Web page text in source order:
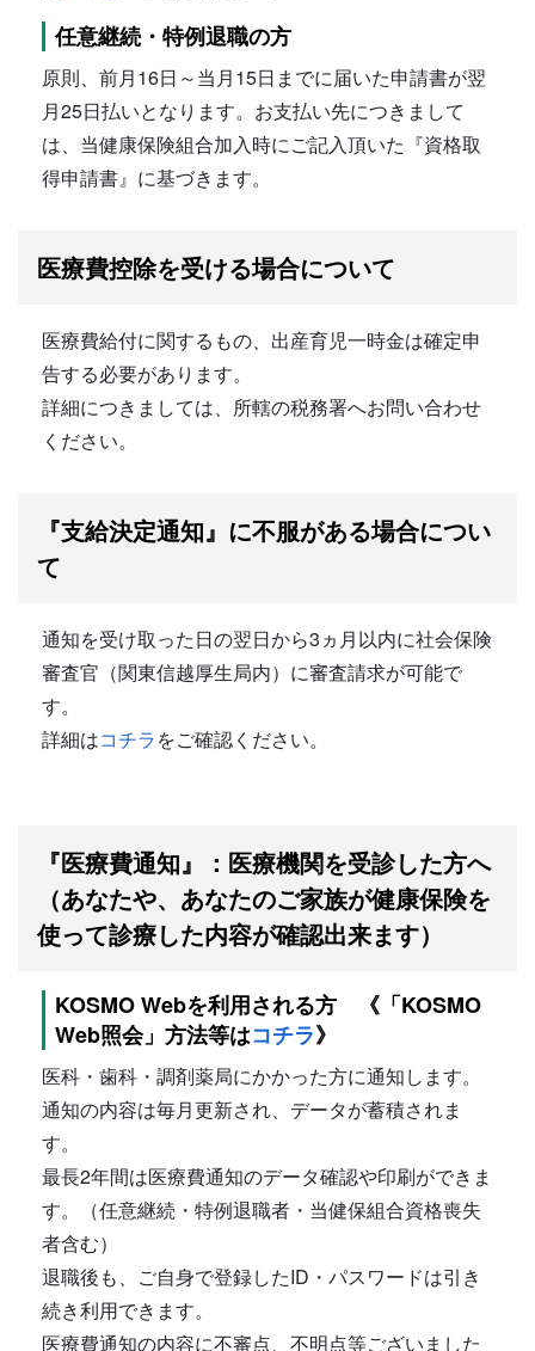
任意継続・特例退職の方
原則、前月16日～当月15日までに届いた申請書が翌
月25日払いとなります。お支払い先につきまして
は、当健康保険組合加入時にご記入頂いた『資格取
得申請書』に基づきます。
医療費控除を受ける場合について
医療費給付に関するもの、出産育児一時金は確定申
告する必要があります。
詳細につきましては、所轄の税務署へお問い合わせ
ください。
『支給決定通知』に不服がある場合につい
て
通知を受け取った日の翌日から3ヵ月以内に社会保険
審査官（関東信越厚生局内）に審査請求が可能で
す。
詳細はコチラをご確認ください。
『医療費通知』：医療機関を受診した方へ
（あなたや、あなたのご家族が健康保険を
使って診療した内容が確認出来ます）
KOSMO Webを利用される方 《「KOSMO
Web照会」方法等はコチラ》
医科・歯科・調剤薬局にかかった方に通知します。
通知の内容は毎月更新され、データが蓄積されま
す。
最長2年間は医療費通知のデータ確認や印刷ができま
す。（任意継続・特例退職者・当健保組合資格喪失
者含む）
退職後も、ご自身で登録したID・パスワードは引き
続き利用できます。
医療費通知の内容に不審点、不明点等ございました